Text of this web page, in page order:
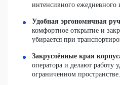
интенсивного ежедневного
Удобная эргономичная
комфортное открытие и
убирается при
Закруглённые края
оператора и делают работу
ограниченном пространстве.